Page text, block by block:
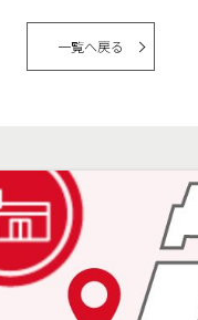
一覧へ戻る